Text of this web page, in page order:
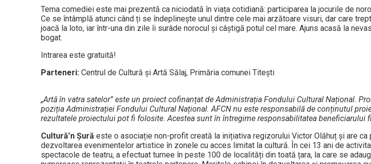
Tema comediei este mai prezentă ca niciodată în viața cotidiană: participarea la jocurile de
Ce se întâmplă atunci când ți se îndeplinește unul dintre cele mai arzătoare visuri, dar care
joacă la loto, iar într-una din zile îi surâde norocul și câștigă potul cel mare. Ajuns acasă la
bogat.
Intrarea este gratuită!
Parteneri: Centrul de Cultură și Artă Sălaj, Primăria comunei Titești
„Artă în vatra satelor” este un proiect cofinanțat de Administrația Fondului Cultural Național.
poziția Administrației Fondului Cultural Național. AFCN nu este responsabilă de conținutul
rezultatele proiectului pot fi folosite. Acestea sunt în întregime responsabilitatea beneficiarului
Cultură’n Șură este o asociație non-profit creată la inițiativa regizorului Victor Olăhuț și are
dezvoltarea evenimentelor artistice în zonele cu acces limitat la cultură. În cei 13 ani de
spectacole de teatru, a efectuat turnee în peste 100 de localități din toată țara, la care se